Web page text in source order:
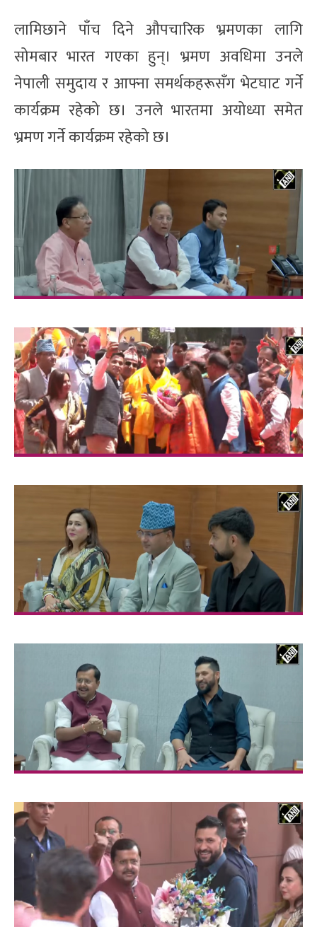
लामिछाने पाँच दिने औपचारिक भ्रमणका लागि
सोमबार भारत गएका हुन्। भ्रमण अवधिमा उनले
नेपाली समुदाय र आफ्ना समर्थकहरूसँग भेटघाट गर्ने
कार्यक्रम रहेको छ। उनले भारतमा अयोध्या समेत
भ्रमण गर्ने कार्यक्रम रहेको छ।